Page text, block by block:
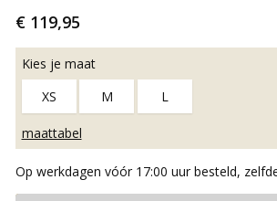
€ 119,95
Kies je maat
XS
M L
maattabel
Op werkdagen vóór 17:00 uur besteld,